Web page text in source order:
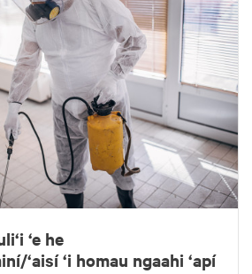
‘e he
‘aisí ‘i homau ngaahi ‘apí